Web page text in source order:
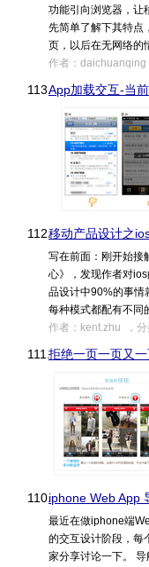
功能引向浏览器，让
先简单了解下其特点
页，以后在无网络的
作者：daichuanqing
113.App加载交互-当
112.移动产品设计之
写在前面：刚开始接
心》，发现作者对
品设计中90%的事情
每种模式都配有不同
作者：kent.zhu ，分
111.拒绝一页一页又
110.iphone Web App
最近在做iphone端
的交互设计阶段，每
家分享讨论一下。